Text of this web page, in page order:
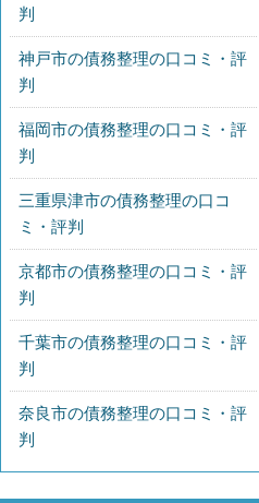
判
神戸市の債務整理の口コミ・評
判
福岡市の債務整理の口コミ・評
判
三重県津市の債務整理の口コ
ミ・評判
京都市の債務整理の口コミ・評
判
千葉市の債務整理の口コミ・評
判
奈良市の債務整理の口コミ・評
判